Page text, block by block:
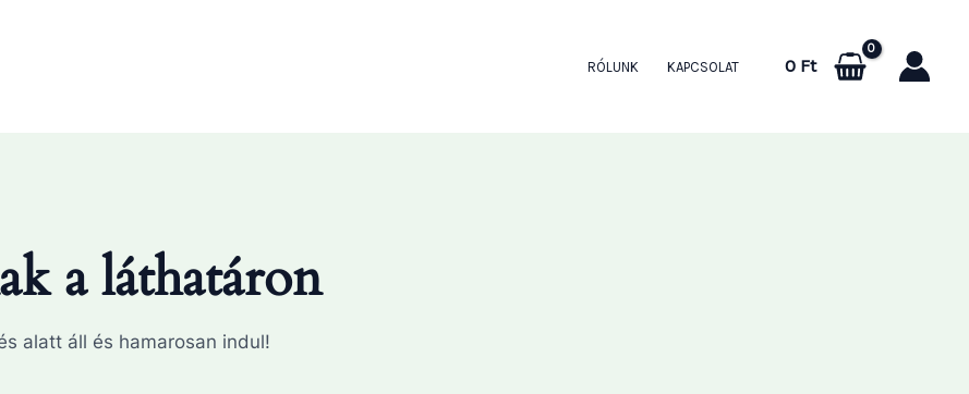
RÓLUNK KAPCSOLAT 0 Ft
a láthatáron
alatt áll és hamarosan indul!